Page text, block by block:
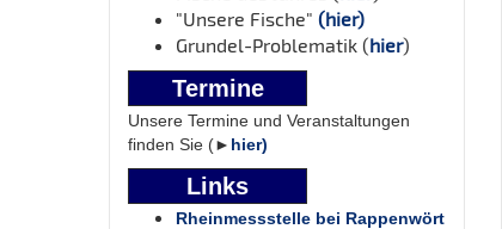
"Unsere Fische" (hier)
Grundel-Problematik (hier)
Termine
Unsere Termine und Veranstaltungen
finden Sie (► hier)
Links
Rheinmessstelle bei Rappenwört